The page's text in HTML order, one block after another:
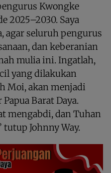
Kwongke
2025–2030. Saya
agar seluruh pengurus
dan keberanian
mulia ini. Ingatlah,
yang dilakukan
Moi, akan menjadi
Barat Daya.
mengabdi, dan Tuhan
Johnny Way.